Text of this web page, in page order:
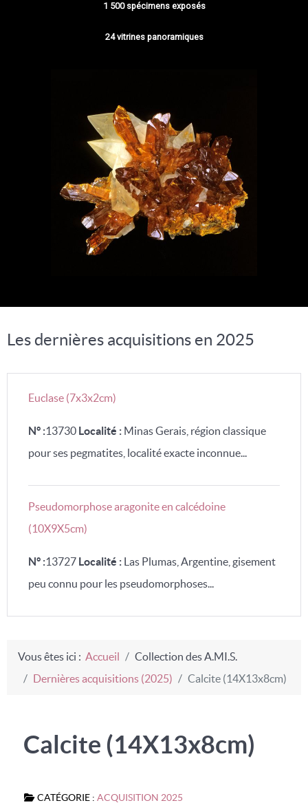
1 500 spécimens exposés
24 vitrines panoramiques
Les dernières acquisitions en 2025
Euclase (7x3x2cm)
N° :13730 Localité : Minas Gerais, région classique
pour ses pegmatites, localité exacte inconnue...
Pseudomorphose aragonite en calcédoine
(10X9X5cm)
N° :13727 Localité : Las Plumas, Argentine, gisement
peu connu pour les pseudomorphoses...
Vous êtes ici : Accueil
Collection des A.MI.S.
Dernières acquisitions (2025)
Calcite (14X13x8cm)
Calcite (14X13x8cm)
CATÉGORIE : ACQUISITION 2025